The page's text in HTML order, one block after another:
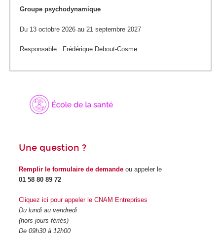
Groupe psychodynamique
Du 13 octobre 2026 au 21 septembre 2027
Responsable : Frédérique Debout-Cosme
Une question ?
Remplir le formulaire de demande ou appeler le
01 58 80 89 72
Cliquez ici pour appeler le CNAM Entreprises
Du lundi au vendredi
(hors jours fériés)
De 09h30 à 12h00